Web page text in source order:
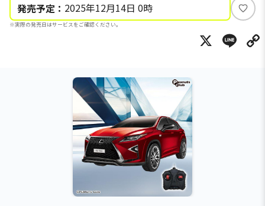
発売予定： 2025年12月14日 0時
※実際の発売日はサービスをご確認ください。
い
ね
X